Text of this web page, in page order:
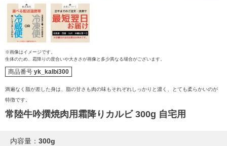
ご注文ガイド
配送・送料
熨斗・カード
食べ方からから探す
すき焼き
焼き肉
※画像はイメージです。
生体のため、霜降りの度合いや大きさが画像と多少異なる場合がございます。
商品番号 yk_kalbi300
満遍なく脂が差した身は、脂の甘さも肉の味もそれぞれしっかりと濃く、とても柔らかいのが
特徴です。
常陸牛吟撰焼肉用霜降りカルビ 300g 自宅用
内容量： 300g